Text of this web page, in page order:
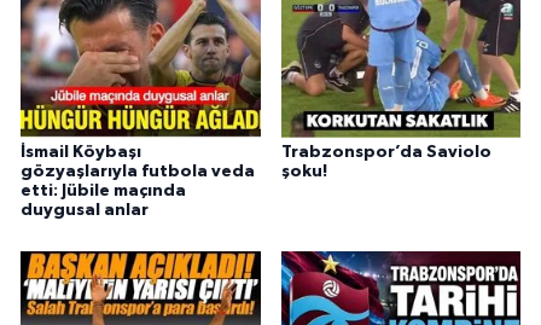
İsmail Köybaşı
gözyaşlarıyla futbola veda
etti: Jübile maçında
duygusal anlar
Trabzonspor’da Saviolo
şoku!